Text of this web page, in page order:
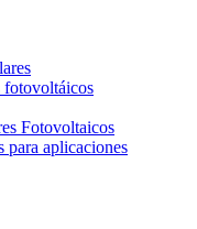
fotovoltáicos
Fotovoltaicos
para aplicaciones